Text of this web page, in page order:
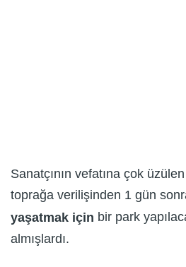
Sanatçının vefatına çok
toprağa verilişinden 1 gün
yaşatmak için bir park
almışlardı.